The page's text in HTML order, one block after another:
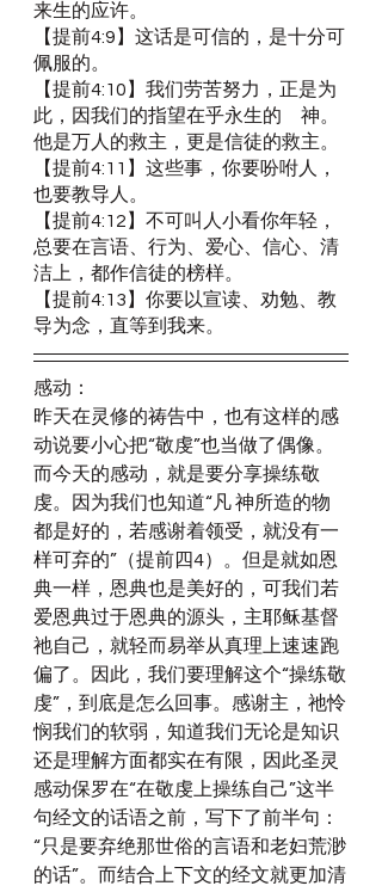
来生的应许。
【提前4:9】这话是可信的，是十分可
佩服的。
【提前4:10】我们劳苦努力，正是为
此，因我们的指望在乎永生的　神。
他是万人的救主，更是信徒的救主。
【提前4:11】这些事，你要吩咐人，
也要教导人。
【提前4:12】不可叫人小看你年轻，
总要在言语、行为、爱心、信心、清
洁上，都作信徒的榜样。
【提前4:13】你要以宣读、劝勉、教
导为念，直等到我来。
感动：
昨天在灵修的祷告中，也有这样的感
动说要小心把“敬虔”也当做了偶像。
而今天的感动，就是要分享操练敬
虔。因为我们也知道“凡 神所造的物
都是好的，若感谢着领受，就没有一
样可弃的”（提前四4）。但是就如恩
典一样，恩典也是美好的，可我们若
爱恩典过于恩典的源头，主耶稣基督
祂自己，就轻而易举从真理上速速跑
偏了。因此，我们要理解这个“操练敬
虔”，到底是怎么回事。感谢主，祂怜
悯我们的软弱，知道我们无论是知识
还是理解方面都实在有限，因此圣灵
感动保罗在“在敬虔上操练自己”这半
句经文的话语之前，写下了前半句：
“只是要弃绝那世俗的言语和老妇荒渺
的话”。而结合上下文的经文就更加清